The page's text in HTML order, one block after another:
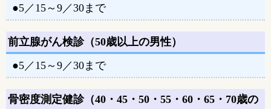
●5／15～9／30まで
前立腺がん検診（50歳以上の男性）
●5／15～9／30まで
骨密度測定健診（40・45・50・55・60・65・70歳の